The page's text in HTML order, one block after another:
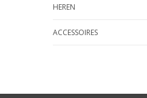
HEREN
ACCESSOIRES